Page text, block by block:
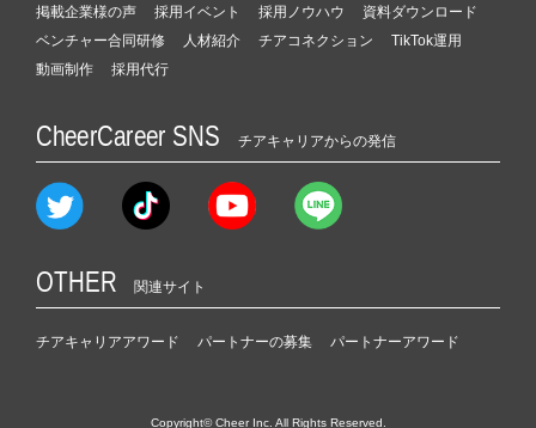
掲載企業様の声 採用イベント 採用ノウハウ
資料ダウンロード
ベンチャー合同研修
人材紹介 チアコネクション
TikTok運用
動画制作
採用代行
CheerCareer SNS チアキャリアからの発信
OTHER 関連サイト
チアキャリアアワード パートナーの募集 パートナーアワード
Copyright© Cheer Inc. All Rights Reserved.